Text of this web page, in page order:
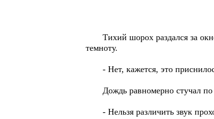
Тихий шорох раздался за
темноту.
- Нет, кажется, это
Дождь равномерно стучал по
- Нельзя различить звук